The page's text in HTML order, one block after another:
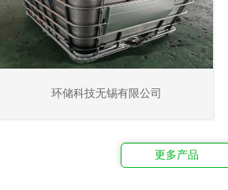
环储科技无锡有限公司
更多产品